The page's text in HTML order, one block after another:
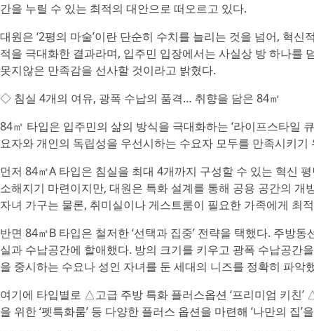
간을 누릴 수 있는 최적의 대안으로 떠오르고 있다.
대원은 ‘2평의 마술’이란 단순히 수치를 늘리는 것을 넘어, 혁
적을 극대화한 결과라며, 입주민 입장에서는 사실상 방 하나를
못지않은 만족감을 선사할 것이라고 밝혔다.
◇ 침실 4개의 여유, 광폭 수납의 품격… 취향을 담은 84㎡
84㎡ 타입은 입주민의 삶의 방식을 극대화하는 ‘라이프스타일
요자와 개인의 독립성을 우선시하는 수요자 모두를 만족시키
먼저 84㎡A 타입은 침실을 최대 4개까지 구성할 수 있는 혁신
소해지기 마련이지만, 대원은 특화 설계를 통해 공용 공간의
자녀 가구는 물론, 취미실이나 게스트룸이 필요한 가족에게 최
반면 84㎡B 타입은 철저한 ‘선택과 집중’ 전략을 택했다. 주방
실과 수납공간에 할애했다. 방의 크기를 키우고 광폭 수납공간
을 중시하는 수요나 성인 자녀를 둔 세대의 니즈를 정확히 파악
여기에 타입별로 △고급 주방 특화 플러스옵션 ‘프리미엄 키친
을 위한 ‘펫특화룸’ 등 다양한 플러스 옵션을 마련해 ‘나만의 집’